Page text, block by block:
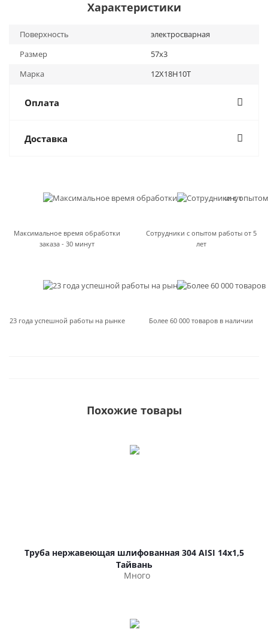
Характеристики
Поверхность
электросварная
Размер
57х3
Марка
12Х18Н10Т
Оплата
Доставка
Максимальное время обработки
заказа - 30 минут
Сотрудники с опытом работы от 5
лет
23 года успешной работы на рынке Более 60 000 товаров в наличии
Похожие товары
Труба нержавеющая шлифованная 304 AISI 14х1,5
Тайвань
Много